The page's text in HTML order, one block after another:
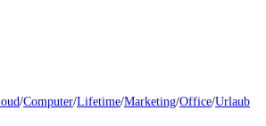
/Computer/Lifetime/Marketing/Office/Urlaub